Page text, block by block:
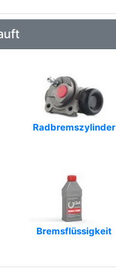
Radbremszylinder
Bremsflüssigkeit